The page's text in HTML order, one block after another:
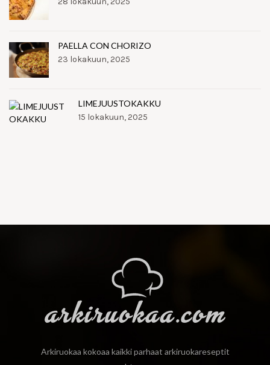
PAELLA CON CHORIZO
23 lokakuun, 2025
LIMEJUUSTOKAKKU
15 lokakuun, 2025
Arkiruokaa kokoaa kaikki parhaat arkiruokareseptit